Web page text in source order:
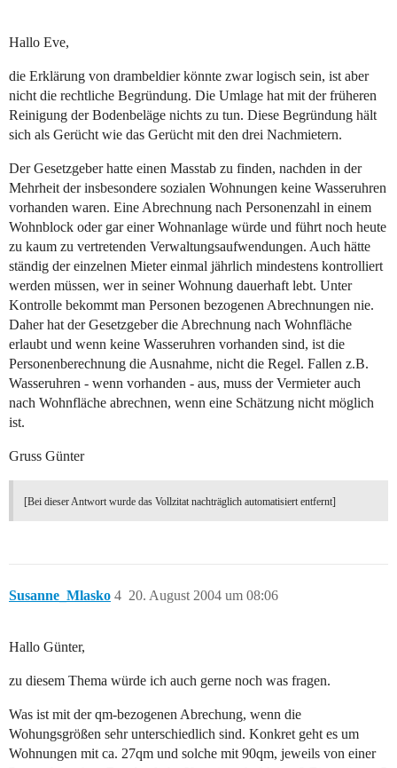
Hallo Eve,
die Erklärung von drambeldier könnte zwar logisch sein, ist aber
nicht die rechtliche Begründung. Die Umlage hat mit der früheren
Reinigung der Bodenbeläge nichts zu tun. Diese Begründung hält
sich als Gerücht wie das Gerücht mit den drei Nachmietern.
Der Gesetzgeber hatte einen Masstab zu finden, nachden in der
Mehrheit der insbesondere sozialen Wohnungen keine Wasseruhren
vorhanden waren. Eine Abrechnung nach Personenzahl in einem
Wohnblock oder gar einer Wohnanlage würde und führt noch heute
zu kaum zu vertretenden Verwaltungsaufwendungen. Auch hätte
ständig der einzelnen Mieter einmal jährlich mindestens kontrolliert
werden müssen, wer in seiner Wohnung dauerhaft lebt. Unter
Kontrolle bekommt man Personen bezogenen Abrechnungen nie.
Daher hat der Gesetzgeber die Abrechnung nach Wohnfläche
erlaubt und wenn keine Wasseruhren vorhanden sind, ist die
Personenberechnung die Ausnahme, nicht die Regel. Fallen z.B.
Wasseruhren - wenn vorhanden - aus, muss der Vermieter auch
nach Wohnfläche abrechnen, wenn eine Schätzung nicht möglich
ist.
Gruss Günter
[Bei dieser Antwort wurde das Vollzitat nachträglich automatisiert entfernt]
Susanne_Mlasko 20. August 2004 um 08:06
4
Hallo Günter,
zu diesem Thema würde ich auch gerne noch was fragen.
Was ist mit der qm-bezogenen Abrechung, wenn die
Wohungsgrößen sehr unterschiedlich sind. Konkret geht es um
Wohnungen mit ca. 27qm und solche mit 90qm, jeweils von einer